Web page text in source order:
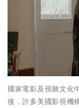
國家電影及視聽文化
後，許多美國影視機